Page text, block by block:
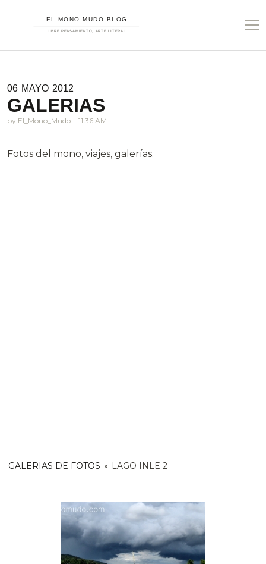
06 MAYO 2012
GALERIAS
El_Mono_Mudo 11.36 AM
Fotos del mono, viajes, galerías.
GALERIAS DE FOTOS » LAGO INLE 2